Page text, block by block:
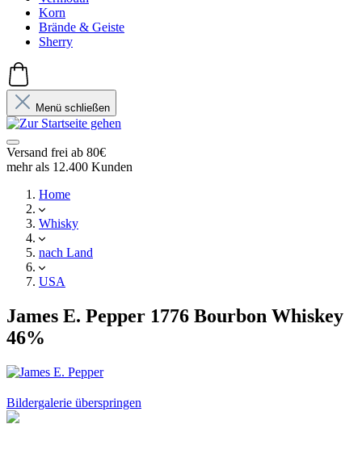
Korn
Brände & Geiste
Sherry
Menü schließen
Versand frei ab 80€
mehr als 12.400 Kunden
Home
Whisky
nach Land
USA
James E. Pepper 1776 Bourbon Whiskey
46%
Bildergalerie überspringen